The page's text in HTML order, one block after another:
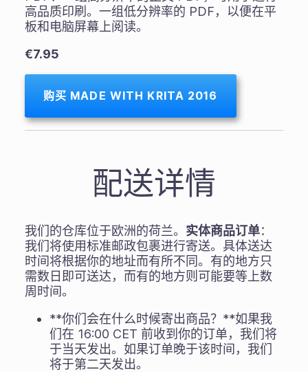
高品质印刷。一组低分辨率的 PDF，以便在平
板和电脑屏幕上阅读。
€7.95
购买 MADE WITH KRITA 2016
配送详情
我们的仓库位于欧洲的荷兰。 实体商品订单：
我们将使用标准邮政包裹进行寄送。具体送达
时间将根据你的地址而有所不同。有的地方只
需数日即可送达，而有的地方则可能要等上数
周时间。
**你们会在什么时候寄出商品？**如果我
们在 16:00 CET 前收到你的订单，我们将
于当天发出。如果订单晚于该时间，我们
将于第二天发出。